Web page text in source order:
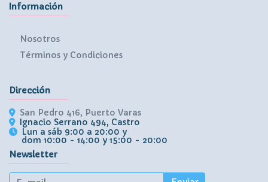
Información
Nosotros
Términos y Condiciones
Dirección
San Pedro 416, Puerto Varas
Ignacio Serrano 494, Castro
Lun a sáb 9:00 a 20:00 y
dom 10:00 - 14:00 y 15:00 - 20:00
Newsletter